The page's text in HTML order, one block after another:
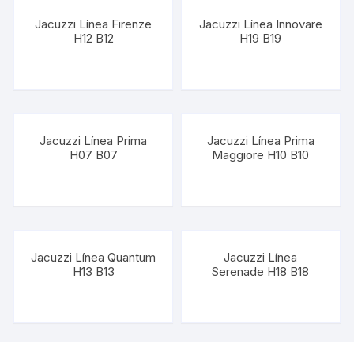
Jacuzzi Línea Firenze
H12 B12
Jacuzzi Línea Innovare
H19 B19
Jacuzzi Línea Prima
H07 B07
Jacuzzi Línea Prima
Maggiore H10 B10
Jacuzzi Línea Quantum
H13 B13
Jacuzzi Línea
Serenade H18 B18